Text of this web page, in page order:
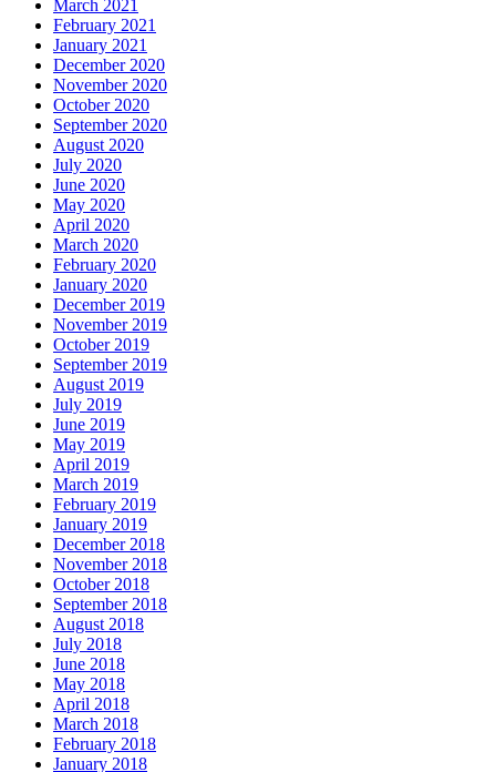
March 2021
February 2021
January 2021
December 2020
November 2020
October 2020
September 2020
August 2020
July 2020
June 2020
May 2020
April 2020
March 2020
February 2020
January 2020
December 2019
November 2019
October 2019
September 2019
August 2019
July 2019
June 2019
May 2019
April 2019
March 2019
February 2019
January 2019
December 2018
November 2018
October 2018
September 2018
August 2018
July 2018
June 2018
May 2018
April 2018
March 2018
February 2018
January 2018